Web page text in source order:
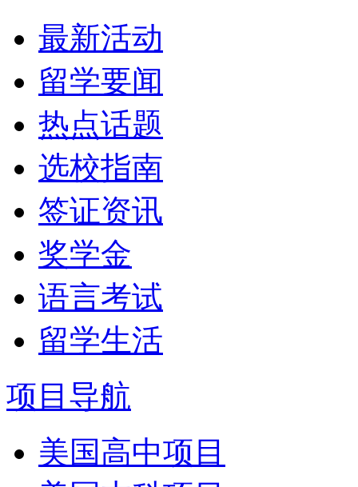
最新活动
留学要闻
热点话题
选校指南
签证资讯
奖学金
语言考试
留学生活
项目导航
美国高中项目